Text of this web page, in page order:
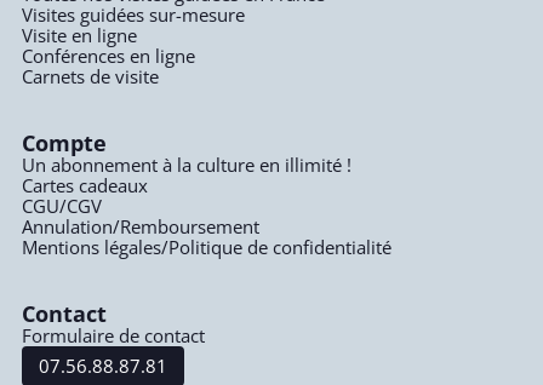
Visites guidées sur-mesure
Visite en ligne
Conférences en ligne
Carnets de visite
Compte
Un abonnement à la culture en illimité !
Cartes cadeaux
CGU/CGV
Annulation/Remboursement
Mentions légales/Politique de confidentialité
Contact
Formulaire de contact
07.56.88.87.81